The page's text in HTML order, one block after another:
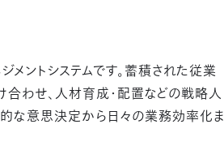
メントシステムです。蓄積された従業
合わせ、人材育成・配置などの戦略人
的な意思決定から日々の業務効率化ま